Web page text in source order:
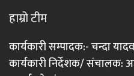
हाम्रो टीम
कार्यकारी सम्पादक:- चन्दा यादव
कार्यकारी निर्देशक/ संचालक: